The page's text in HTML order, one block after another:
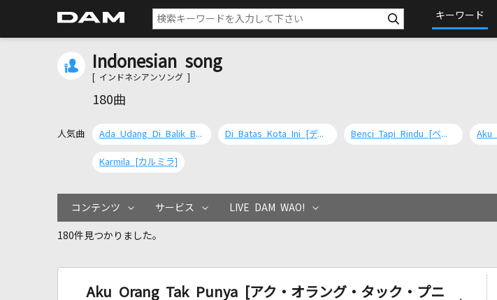
キーワード
Indonesian song
[ インドネシアンソング ]
180曲
人気曲 Ada Udang Di Balik Batu [アダ・ウダン・ディ・バリック・バトゥ] Di Batas Kota Ini [ディ・バタス・コタ・イニ] Benci Tapi Rindu [ベンチ・タピ・リンドゥー]
Karmila [カルミラ]
コンテンツ サービス LIVE DAM WAO!
180件見つかりました。
Aku Orang Tak Punya [アク・オラング・タック・プニ